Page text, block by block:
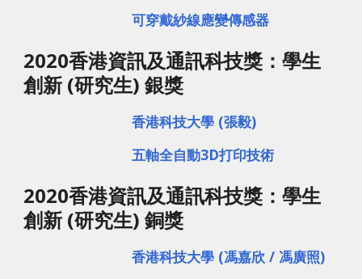
可穿戴紗線應變傳感器
2020香港資訊及通訊科技獎：學生
創新 (研究生) 銀獎
香港科技大學 (張毅)
五軸全自動3D打印技術
2020香港資訊及通訊科技獎：學生
創新 (研究生) 銅獎
香港科技大學 (馮嘉欣 / 馮廣照)